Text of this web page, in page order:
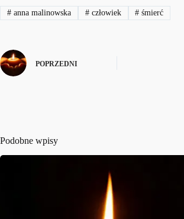
#anna malinowska #człowiek # śmierć
POPRZEDNI
Podobne wpisy